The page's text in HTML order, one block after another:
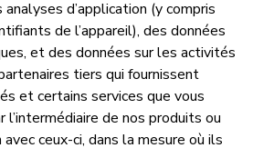
d’application (y compris
de l’appareil), des données
et des données sur les activités
tiers qui fournissent
et certains services que vous
l’intermédiaire de nos produits ou
ceux-ci, dans la mesure où ils